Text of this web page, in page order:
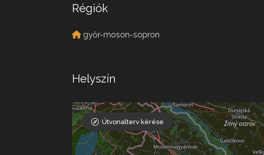
Régiók
győr-moson-sopron
Helyszín
Útvonalterv kérése